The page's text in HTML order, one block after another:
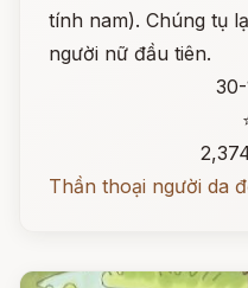
tính nam). Chúng tụ
người nữ đầu tiên.
Thần thoại người da